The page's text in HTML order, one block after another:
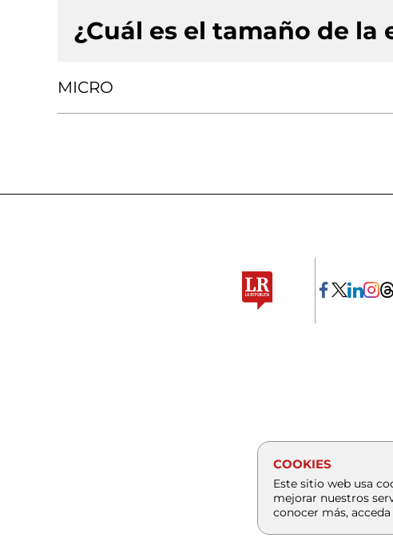
¿Cuál es el tamaño de la
MICRO
COOKIES
Este sitio web usa
mejorar nuestros
conocer más,